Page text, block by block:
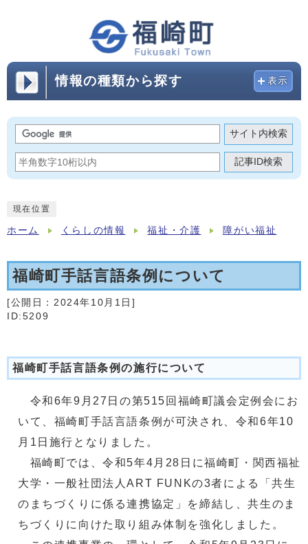
情報の種類から探す 表示
サイト内検索
記事ID検索
現在位置
ホーム くらしの情報 福祉・介護 障がい福祉
福崎町手話言語条例について
[公開日： 2024年10月1日 ]
ID:5209
福崎町手話言語条例の施行について
令和6年9月27日の第515回福崎町議会定例会にお
いて、福崎町手話言語条例が可決され、令和6年10
月1日施行となりました。
福崎町では、令和5年4月28日に福崎町・関西福祉
大学・一般社団法人ART FUNKの3者による「共生
のまちづくりに係る連携協定」を締結し、共生のま
ちづくりに向けた取り組み体制を強化しました。